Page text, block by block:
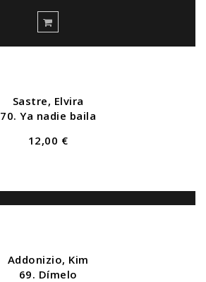
Sastre, Elvira
70. Ya nadie baila
12,00 €
Addonizio, Kim
69. Dímelo